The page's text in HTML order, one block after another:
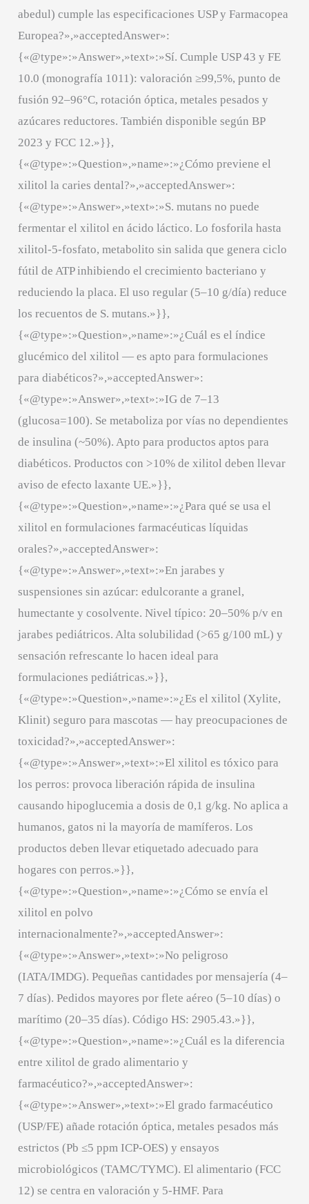
abedul) cumple las especificaciones USP y Farmacopea
Europea?»,»acceptedAnswer»:
{«@type»:»Answer»,»text»:»Sí. Cumple USP 43 y FE
10.0 (monografía 1011): valoración ≥99,5%, punto de
fusión 92–96°C, rotación óptica, metales pesados y
azúcares reductores. También disponible según BP
2023 y FCC 12.»}},
{«@type»:»Question»,»name»:»¿Cómo previene el
xilitol la caries dental?»,»acceptedAnswer»:
{«@type»:»Answer»,»text»:»S. mutans no puede
fermentar el xilitol en ácido láctico. Lo fosforila hasta
xilitol-5-fosfato, metabolito sin salida que genera ciclo
fútil de ATP inhibiendo el crecimiento bacteriano y
reduciendo la placa. El uso regular (5–10 g/día) reduce
los recuentos de S. mutans.»}},
{«@type»:»Question»,»name»:»¿Cuál es el índice
glucémico del xilitol — es apto para formulaciones
para diabéticos?»,»acceptedAnswer»:
{«@type»:»Answer»,»text»:»IG de 7–13
(glucosa=100). Se metaboliza por vías no dependientes
de insulina (~50%). Apto para productos aptos para
diabéticos. Productos con >10% de xilitol deben llevar
aviso de efecto laxante UE.»}},
{«@type»:»Question»,»name»:»¿Para qué se usa el
xilitol en formulaciones farmacéuticas líquidas
orales?»,»acceptedAnswer»:
{«@type»:»Answer»,»text»:»En jarabes y
suspensiones sin azúcar: edulcorante a granel,
humectante y cosolvente. Nivel típico: 20–50% p/v en
jarabes pediátricos. Alta solubilidad (>65 g/100 mL) y
sensación refrescante lo hacen ideal para
formulaciones pediátricas.»}},
{«@type»:»Question»,»name»:»¿Es el xilitol (Xylite,
Klinit) seguro para mascotas — hay preocupaciones de
toxicidad?»,»acceptedAnswer»:
{«@type»:»Answer»,»text»:»El xilitol es tóxico para
los perros: provoca liberación rápida de insulina
causando hipoglucemia a dosis de 0,1 g/kg. No aplica a
humanos, gatos ni la mayoría de mamíferos. Los
productos deben llevar etiquetado adecuado para
hogares con perros.»}},
{«@type»:»Question»,»name»:»¿Cómo se envía el
xilitol en polvo
internacionalmente?»,»acceptedAnswer»:
{«@type»:»Answer»,»text»:»No peligroso
(IATA/IMDG). Pequeñas cantidades por mensajería (4–
7 días). Pedidos mayores por flete aéreo (5–10 días) o
marítimo (20–35 días). Código HS: 2905.43.»}},
{«@type»:»Question»,»name»:»¿Cuál es la diferencia
entre xilitol de grado alimentario y
farmacéutico?»,»acceptedAnswer»:
{«@type»:»Answer»,»text»:»El grado farmacéutico
(USP/FE) añade rotación óptica, metales pesados más
estrictos (Pb ≤5 ppm ICP-OES) y ensayos
microbiológicos (TAMC/TYMC). El alimentario (FCC
12) se centra en valoración y 5-HMF. Para